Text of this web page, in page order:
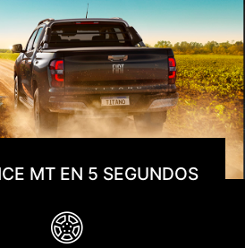
ENDURANCE MT